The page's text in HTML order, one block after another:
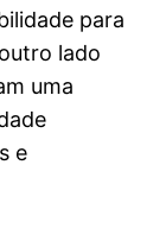
para
lado
uma
e